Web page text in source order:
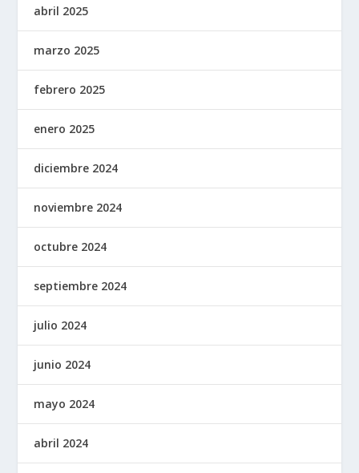
abril 2025
marzo 2025
febrero 2025
enero 2025
diciembre 2024
noviembre 2024
octubre 2024
septiembre 2024
julio 2024
junio 2024
mayo 2024
abril 2024